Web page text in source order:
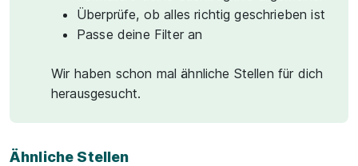
Überprüfe, ob alles richtig geschrieben ist
Passe deine Filter an
Wir haben schon mal ähnliche Stellen für dich
herausgesucht.
Ähnliche Stellen